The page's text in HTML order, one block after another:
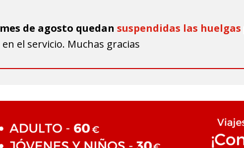
mes de agosto quedan suspendidas las huelgas
en el servicio. Muchas gracias